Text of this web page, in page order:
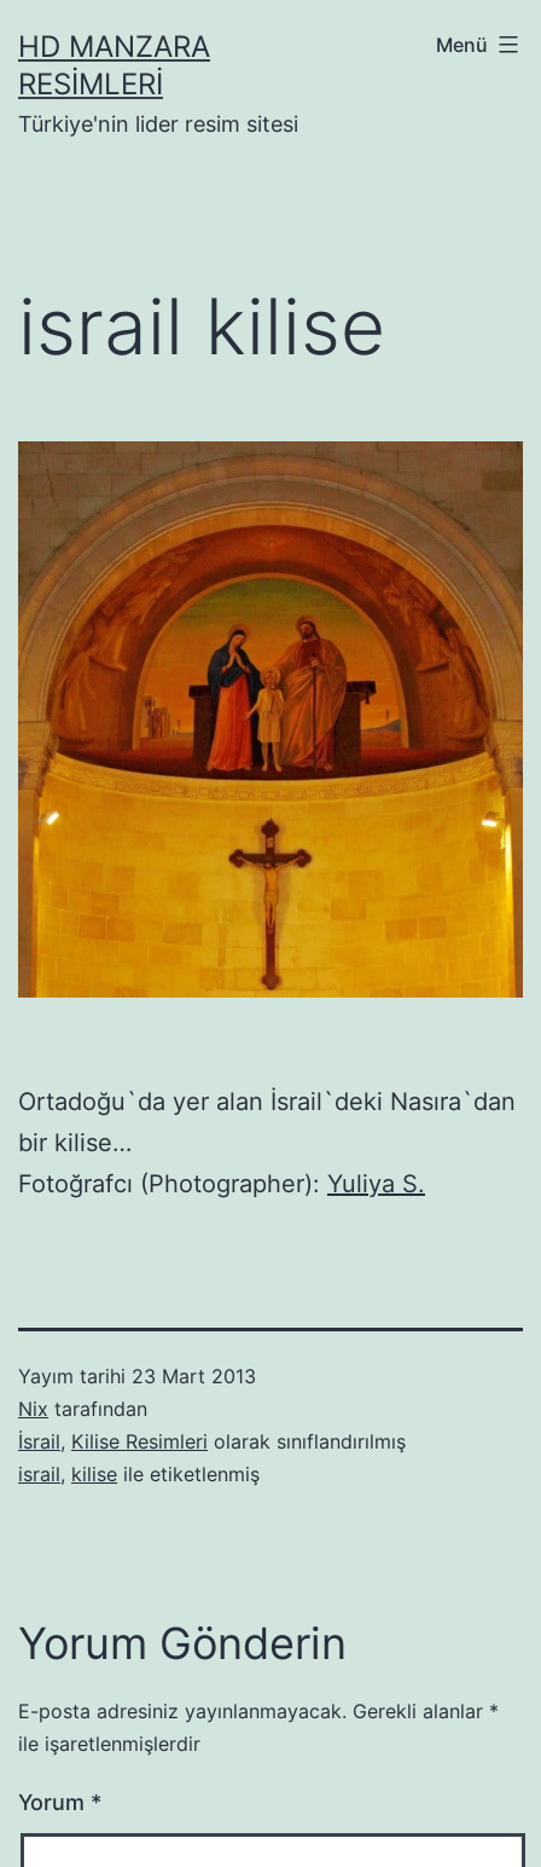
geçHD MANZARA
RESIMLERI
Türkiye'nin lider resim sitesi
Menü
israil kilise
Ortadoğu`da yer alan İsrail`deki Nasıra`dan
bir kilise…
Fotoğrafcı (Photographer): Yuliya S.
Yayım tarihi 23 Mart 2013
Nix tarafından
İsrail, Kilise Resimleri olarak sınıflandırılmış
israil, kilise ile etiketlenmiş
Yorum Gönderin
E-posta adresiniz yayınlanmayacak. Gerekli alanlar *
ile işaretlenmişlerdir
Yorum *